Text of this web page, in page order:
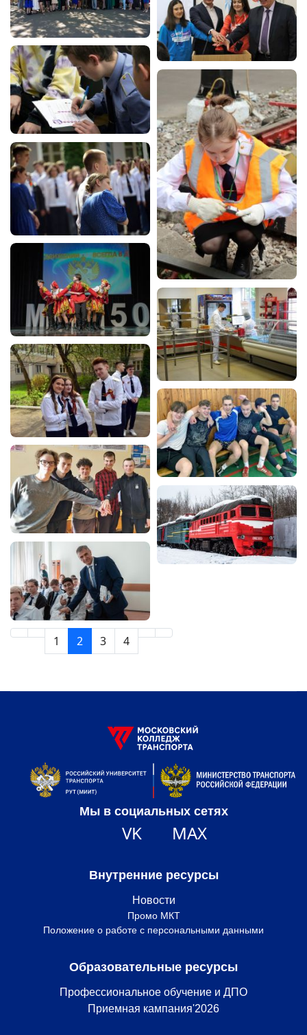
1 2 3 4
Мы в социальных сетях
VK MAX
Внутренние ресурсы
Новости
Промо МКТ
Положение о работе с персональными данными
Образовательные ресурсы
Профессиональное обучение и ДПО
Приемная кампания'2026